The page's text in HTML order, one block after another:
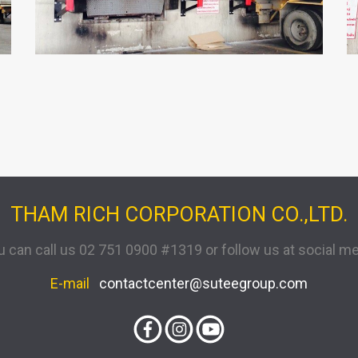
THAM RICH CORPORATION CO.,LTD.
can call us 02 751 0900 #1319 or follow us at social
E-mail contactcenter@suteegroup.com